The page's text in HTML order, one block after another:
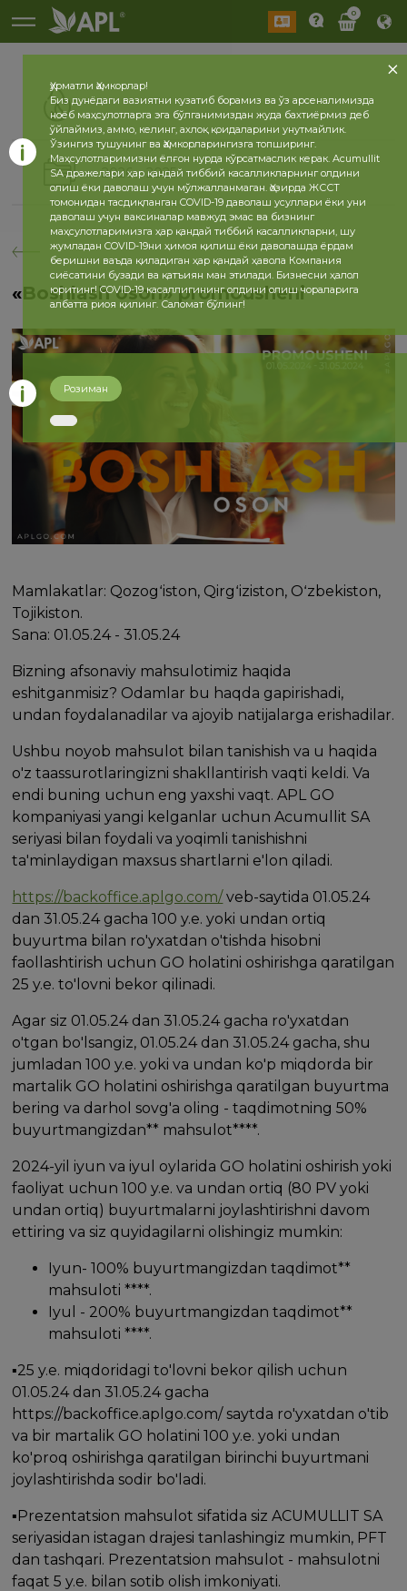
0
2026 2025
«Boshlash oson» promousheni
Mamlakatlar: Qozogʻiston, Qirgʻiziston, Oʻzbekiston,
Tojikiston.
Sana: 01.05.24 - 31.05.24
Bizning afsonaviy mahsulotimiz haqida
eshitganmisiz? Odamlar bu haqda gapirishadi,
undan foydalanadilar va ajoyib natijalarga erishadilar.
Ushbu noyob mahsulot bilan tanishish va u haqida
o'z taassurotlaringizni shakllantirish vaqti keldi. Va
endi buning uchun eng yaxshi vaqt. APL GO
kompaniyasi yangi kelganlar uchun Acumullit SA
seriyasi bilan foydali va yoqimli tanishishni
ta'minlaydigan maxsus shartlarni e'lon qiladi.
https://backoffice.aplgo.com/veb-saytida 01.05.24
dan 31.05.24 gacha 100 y.e. yoki undan ortiq
buyurtma bilan ro'yxatdan o'tishda hisobni
faollashtirish uchun GO holatini oshirishga qaratilgan
25 y.e. to'lovni bekor qilinadi.
Agar siz 01.05.24 dan 31.05.24 gacha ro'yxatdan
o'tgan bo'lsangiz, 01.05.24 dan 31.05.24 gacha, shu
jumladan 100 y.e. yoki va undan ko'p miqdorda bir
martalik GO holatini oshirishga qaratilgan buyurtma
bering va darhol sovg'a oling - taqdimotning 50%
buyurtmangizdan** mahsulot****.
2024-yil iyun va iyul oylarida GO holatini oshirish yoki
faoliyat uchun 100 y.e. va undan ortiq (80 PV yoki
undan ortiq) buyurtmalarni joylashtirishni davom
ettiring va siz quyidagilarni olishingiz mumkin:
Iyun- 100% buyurtmangizdan taqdimot**
mahsuloti ****.
Iyul - 200% buyurtmangizdan taqdimot**
mahsuloti ****.
▪️25 y.e. miqdoridagi to'lovni bekor qilish uchun
01.05.24 dan 31.05.24 gacha
https://backoffice.aplgo.com/ saytda ro'yxatdan o'tib
va bir martalik GO holatini 100 y.e. yoki undan
ko'proq oshirishga qaratilgan birinchi buyurtmani
joylashtirishda sodir bo'ladi.
▪️Prezentatsion mahsulot sifatida siz ACUMULLIT SA
seriyasidan istagan drajesi tanlashingiz mumkin, PFT
dan tashqari. Prezentatsion mahsulot - mahsulotni
faqat 5 y.e. bilan sotib olish imkoniyati.
Ҳурматли Ҳамкорлар!
Биз дунёдаги вазиятни кузатиб борамиз ва ўз арсеналимизда
ноёб маҳсулотларга эга бўлганимиздан жуда бахтиёрмиз деб
ўйлаймиз, аммо, келинг, ахлоқ қоидаларини унутмайлик.
Ўзингиз тушунинг ва Ҳамкорларингизга топширинг.
Маҳсулотларимизни ёлғон нурда кўрсатмаслик керак. Acumullit
SA дражелари ҳар қандай тиббий касалликларнинг олдини
олиш ёки даволаш учун мўлжалланмаган. Ҳозирда ЖССТ
томонидан тасдиқланган COVID-19 даволаш усуллари ёки уни
даволаш учун ваксиналар мавжуд эмас ва бизнинг
маҳсулотларимизга ҳар қандай тиббий касалликларни, шу
жумладан COVID-19ни ҳимоя қилиш ёки даволашда ёрдам
беришни ваъда қиладиган ҳар қандай ҳавола Компания
сиёсатини бузади ва қатъиян ман этилади. Бизнесни ҳалол
юритинг! COVID-19 касаллигининг олдини олиш чораларига
албатта риоя қилинг. Саломат бўлинг!
Розиман